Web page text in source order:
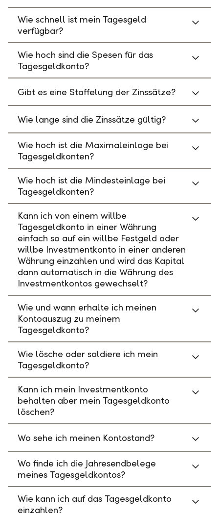
Wie schnell ist mein Tagesgeld
verfügbar?
Wie hoch sind die Spesen für das
Tagesgeldkonto?
Gibt es eine Staffelung der Zinssätze?
Wie lange sind die Zinssätze gültig?
Wie hoch ist die Maximaleinlage bei
Tagesgeldkonten?
Wie hoch ist die Mindesteinlage bei
Tagesgeldkonten?
Kann ich von einem willbe
Tagesgeldkonto in einer Währung
einfach so auf ein willbe Festgeld oder
willbe Investmentkonto in einer anderen
Währung einzahlen und wird das Kapital
dann automatisch in die Währung des
Investmentkontos gewechselt?
Wie und wann erhalte ich meinen
Kontoauszug zu meinem
Tagesgeldkonto?
Wie lösche oder saldiere ich mein
Tagesgeldkonto?
Kann ich mein Investmentkonto
behalten aber mein Tagesgeldkonto
löschen?
Wo sehe ich meinen Kontostand?
Wo finde ich die Jahresendbelege
meines Tagesgeldkontos?
Wie kann ich auf das Tagesgeldkonto
einzahlen?